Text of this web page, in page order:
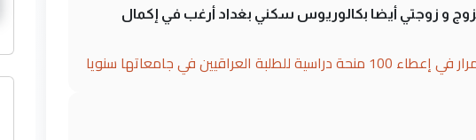
و زوجتي أيضا بكالوريوس سكني بغداد أرغب في إكمال
في جامعاتها سنويا